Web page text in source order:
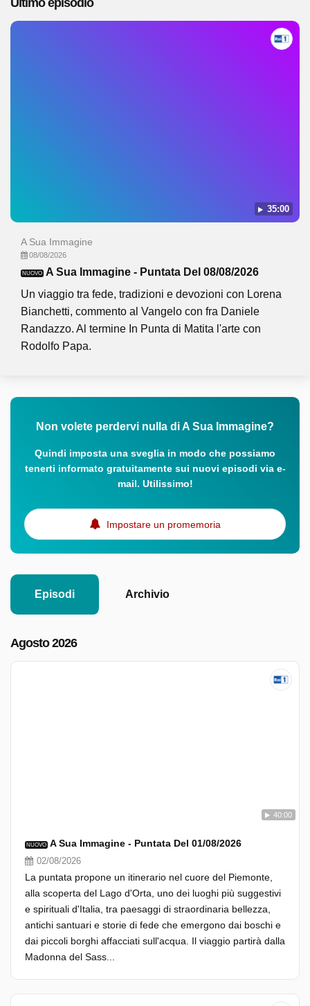
Ultimo episodio
35:00
A Sua Immagine
08/08/2026
NUOVO
A Sua Immagine - Puntata Del 08/08/2026
Un viaggio tra fede, tradizioni e devozioni con Lorena
Bianchetti, commento al Vangelo con fra Daniele
Randazzo. Al termine In Punta di Matita l'arte con
Rodolfo Papa.
Non volete perdervi nulla di A Sua Immagine?
Quindi imposta una sveglia in modo che possiamo
tenerti informato gratuitamente sui nuovi episodi via e-
mail. Utilissimo!
Impostare un promemoria
Episodi Archivio
Agosto 2026
40:00
NUOVO A Sua Immagine - Puntata Del 01/08/2026
02/08/2026
La puntata propone un itinerario nel cuore del Piemonte,
alla scoperta del Lago d'Orta, uno dei luoghi più suggestivi
e spirituali d'Italia, tra paesaggi di straordinaria bellezza,
antichi santuari e storie di fede che emergono dai boschi e
dai piccoli borghi affacciati sull'acqua. Il viaggio partirà dalla
Madonna del Sass...